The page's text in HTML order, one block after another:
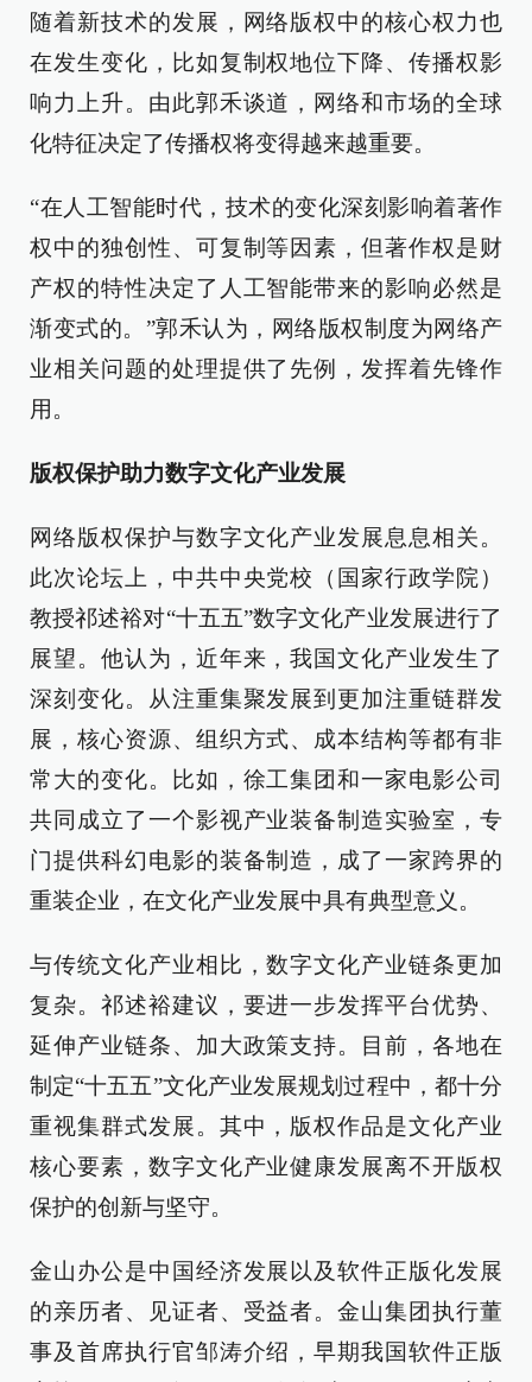
随着新技术的发展，网络版权中的核心权力也
在发生变化，比如复制权地位下降、传播权影
响力上升。由此郭禾谈道，网络和市场的全球
化特征决定了传播权将变得越来越重要。
“在人工智能时代，技术的变化深刻影响着著作
权中的独创性、可复制等因素，但著作权是财
产权的特性决定了人工智能带来的影响必然是
渐变式的。”郭禾认为，网络版权制度为网络产
业相关问题的处理提供了先例，发挥着先锋作
用。
版权保护助力数字文化产业发展
网络版权保护与数字文化产业发展息息相关。
此次论坛上，中共中央党校（国家行政学院）
教授祁述裕对“十五五”数字文化产业发展进行了
展望。他认为，近年来，我国文化产业发生了
深刻变化。从注重集聚发展到更加注重链群发
展，核心资源、组织方式、成本结构等都有非
常大的变化。比如，徐工集团和一家电影公司
共同成立了一个影视产业装备制造实验室，专
门提供科幻电影的装备制造，成了一家跨界的
重装企业，在文化产业发展中具有典型意义。
与传统文化产业相比，数字文化产业链条更加
复杂。祁述裕建议，要进一步发挥平台优势、
延伸产业链条、加大政策支持。目前，各地在
制定“十五五”文化产业发展规划过程中，都十分
重视集群式发展。其中，版权作品是文化产业
核心要素，数字文化产业健康发展离不开版权
保护的创新与坚守。
金山办公是中国经济发展以及软件正版化发展
的亲历者、见证者、受益者。金山集团执行董
事及首席执行官邹涛介绍，早期我国软件正版